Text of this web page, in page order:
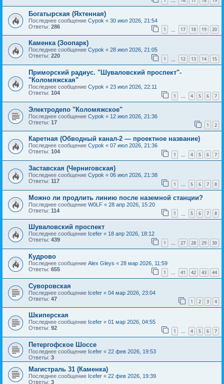
Богатырская (Яхтенная)
Последнее сообщение Cypok « 30 июл 2026, 21:54
Ответы: 286 1 17 18 19 20
Каменка (Зоопарк)
Последнее сообщение Cypok « 28 июл 2026, 21:05
Ответы: 220 1 12 13 14 15
Приморский радиус. "Шуваловский проспект"-
"Коломяжская"
Последнее сообщение Cypok « 23 июл 2026, 22:11
Ответы: 104 1 … 4 5 6 7
Электродепо "Коломяжское"
Последнее сообщение Cypok « 12 июл 2026, 21:36
Ответы: 17 1 2
Каретная (Обводный канал-2 — проектное название)
Последнее сообщение Cypok « 07 июл 2026, 21:36
Ответы: 104 1 … 4 5 6 7
Заставская (Черниговская)
Последнее сообщение Cypok « 06 июл 2026, 21:38
Ответы: 117 1 … 5 6 7 8
Можно ли продлить линию после наземной станции?
Последнее сообщение W0LF « 28 апр 2026, 15:20
Ответы: 114 1 5 6 7 8
Шуваловский проспект
Последнее сообщение Icefer « 18 апр 2026, 18:12
Ответы: 439 1 … 27 28 29 30
Кудрово
Последнее сообщение Alex Gleys « 28 мар 2026, 11:59
Ответы: 655 1 41 42 43 44
Суворовская
Последнее сообщение Icefer « 04 мар 2026, 23:04
Ответы: 47 1 2 3 4
Шкиперская
Последнее сообщение Icefer « 01 мар 2026, 04:55
Ответы: 92 1 … 4 5 6 7
Петергофское Шоссе
Последнее сообщение Icefer « 22 фев 2026, 19:53
Ответы: 3
Магистраль 31 (Каменка)
Последнее сообщение Icefer « 22 фев 2026, 19:39
Ответы: 3